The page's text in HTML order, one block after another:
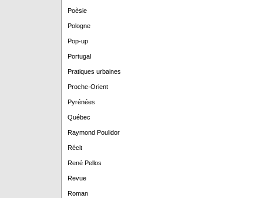
Poèsie
Pologne
Pop-up
Portugal
Pratiques urbaines
Proche-Orient
Pyrénées
Québec
Raymond Poulidor
Récit
René Pellos
Revue
Roman